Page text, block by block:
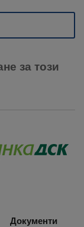
за този
Документи